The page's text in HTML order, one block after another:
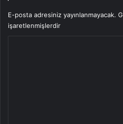
E-posta adresiniz yayınlanmayacak.
işaretlenmişlerdir